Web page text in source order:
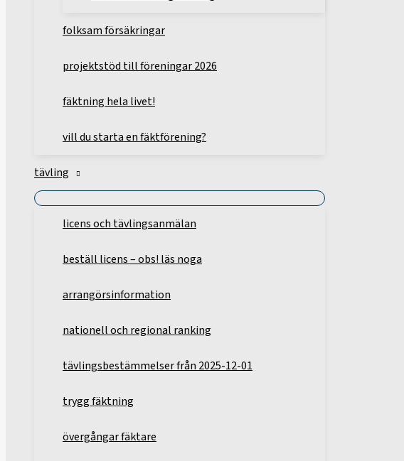
folksam försäkringar
projektstöd till föreningar 2026
fäktning hela livet!
vill du starta en fäktförening?
tävling
licens och tävlingsanmälan
beställ licens – obs! läs noga
arrangörsinformation
nationell och regional ranking
tävlingsbestämmelser från 2025-12-01
trygg fäktning
övergångar fäktare